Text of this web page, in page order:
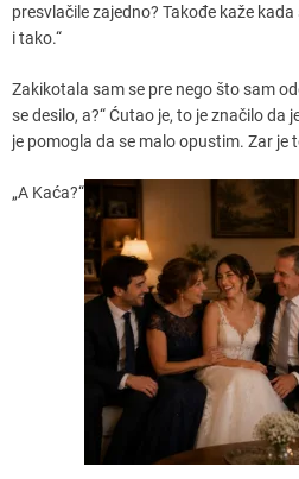
presvlačile zajedno? Takođe kaže
i tako.“
Zakikotala sam se pre nego što sam
se desilo, a?“ Ćutao je, to je značilo da
je pomogla da se malo opustim. Zar je
„A Kaća?“